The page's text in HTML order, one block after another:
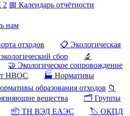
📅 Календарь отчётности
нам
отходов
📋 Экологическая
сбор
🔬
🤝 Экологическое сопровождение
НВОС
🏭 Нормативы
образования отходов 📁
вещества
🗂️ Группы
📦 ТН ВЭД ЕАЭС
🏷️ ОКПД